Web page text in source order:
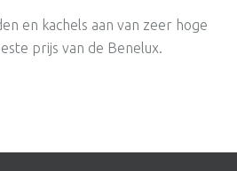
en kachels aan van zeer hoge
prijs van de Benelux.